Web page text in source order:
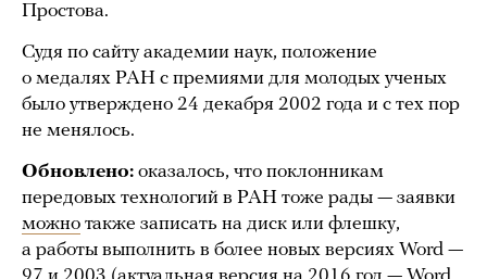
Простова.
Судя по сайту академии наук, положение
о медалях РАН с премиями для молодых ученых
было утверждено 24 декабря 2002 года и с тех пор
не менялось.
Обновлено: оказалось, что поклонникам
передовых технологий в РАН тоже рады — заявки
можно также записать на диск или флешку,
а работы выполнить в более новых версиях Word —